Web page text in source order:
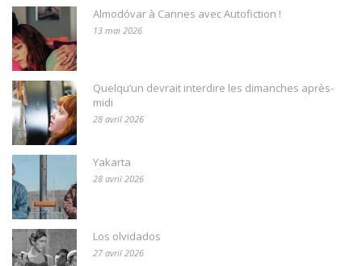
Almodóvar à Cannes avec Autofiction !
13 mai 2026
Quelqu’un devrait interdire les dimanches après-
midi
28 avril 2026
Yakarta
28 avril 2026
Los olvidados
27 avril 2026